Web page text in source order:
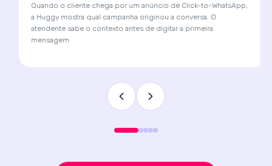
Quando o cliente chega por um anúncio de Click-to-WhatsApp,
a Huggy mostra qual campanha originou a conversa. O
atendente sabe o contexto antes de digitar a primeira
mensagem